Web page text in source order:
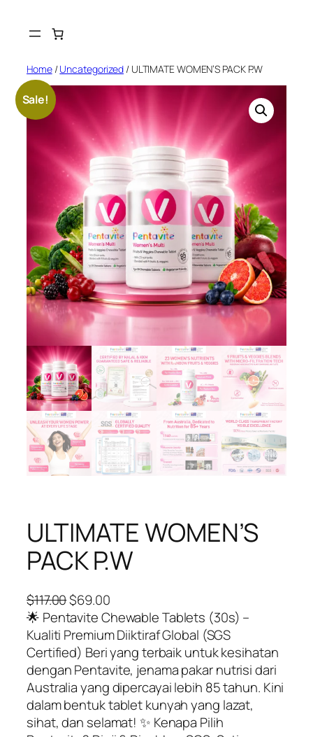
Home/Uncategorized / ULTIMATE WOMEN’S PACK P.W
Sale!
ULTIMATE WOMEN’S
PACK P.W
$117.00O
r
i
g
i
n
a
l
$69.00C
u
r
r
e
n
t
p
🌟 Pentavite Chewable Tablets (30s) –
Kualiti Premium Diiktiraf Global (SGS
Certified) Beri yang terbaik untuk kesihatan
dengan Pentavite, jenama pakar nutrisi dari
Australia yang dipercayai lebih 85 tahun. Kini
dalam bentuk tablet kunyah yang lazat,
sihat, dan selamat! ✨ Kenapa Pilih